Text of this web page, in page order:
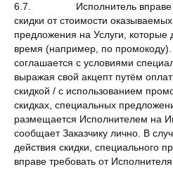
6.7. Исполнитель вправе
скидки от стоимости
предложения на Услуги, которые
время (например, по промокоду).
соглашается с условиями
выражая свой акцепт путём
скидкой / с использованием
скидках, специальных
размещается Исполнителем на
сообщает Заказчику лично. В
действия скидки, специального
вправе требовать от